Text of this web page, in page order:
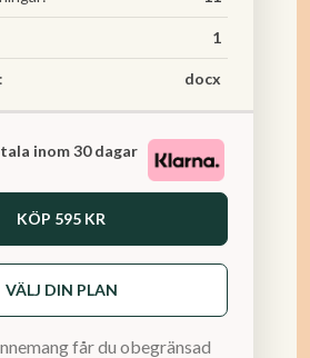
1
docx
inom 30 dagar
KÖP 595 KR
VÄLJ DIN PLAN
får du obegränsad